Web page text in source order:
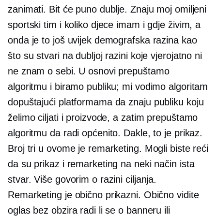
zanimati. Bit će puno dublje. Znaju moj omiljeni
sportski tim i koliko djece imam i gdje živim, a
onda je to još uvijek demografska razina kao
što su stvari na dubljoj razini koje vjerojatno ni
ne znam o sebi. U osnovi prepuštamo
algoritmu i biramo publiku; mi vodimo algoritam
dopuštajući platformama da znaju publiku koju
želimo ciljati i proizvode, a zatim prepuštamo
algoritmu da radi općenito. Dakle, to je prikaz.
Broj tri u ovome je remarketing. Mogli biste reći
da su prikaz i remarketing na neki način ista
stvar. Više govorim o razini ciljanja.
Remarketing je obično prikazni. Obično vidite
oglas bez obzira radi li se o banneru ili